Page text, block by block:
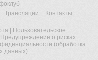
Трансляции Контакты
|
Пользовательское
Предупреждение о рисках
(обработка
данных)